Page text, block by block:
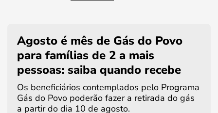
Agosto é mês de Gás do Povo
para famílias de 2 a mais
pessoas: saiba quando recebe
Os beneficiários contemplados pelo Programa
Gás do Povo poderão fazer a retirada do gás
a partir do dia 10 de agosto.